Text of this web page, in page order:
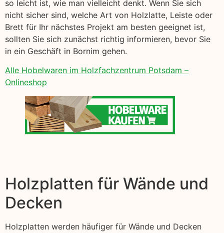
so leicht ist, wie man vielleicht denkt. Wenn Sie sich
nicht sicher sind, welche Art von Holzlatte, Leiste oder
Brett für Ihr nächstes Projekt am besten geeignet ist,
sollten Sie sich zunächst richtig informieren, bevor Sie
in ein Geschäft in Bornim gehen.
Alle Hobelwaren im Holzfachzentrum Potsdam –
Onlineshop
Holzplatten für Wände und
Decken
Holzplatten werden häufiger für Wände und Decken